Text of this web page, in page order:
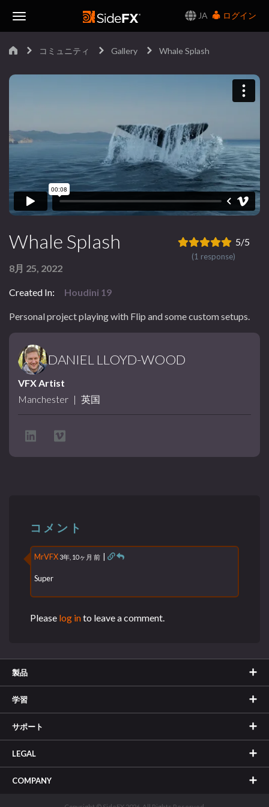
JA
ログイン
コミュニティ Gallery Whale Splash
Whale Splash
8月 25, 2022
Created In: Houdini 19
5/5
(1 response)
Personal project playing with Flip and some custom setups.
DANIEL LLOYD-WOOD
VFX Artist
Manchester | 英国
コメント
MrVFX 3年, 10ヶ月 前 |
Super
Please log into leave a comment.
製品
学習
サポート
LEGAL
COMPANY